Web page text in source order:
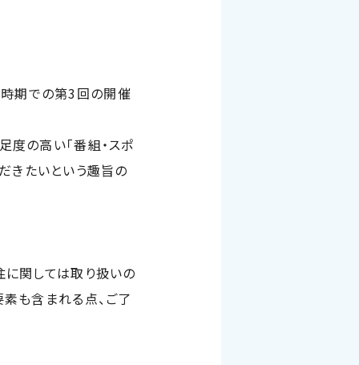
期での第3回の開催
度の高い「番組・スポ
きたいという趣旨の
関しては取り扱いの
も含まれる点、ご了